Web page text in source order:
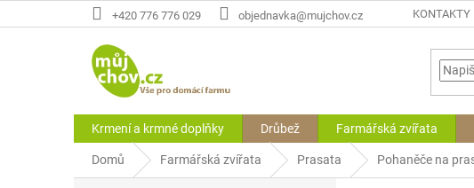
na
+420 776 776 029 objednavka@mujchov.cz KONTAKTY
Krmení a krmné doplňky Drůbež Farmářská zvířata
Domů Farmářská zvířata Prasata Pohaněče na